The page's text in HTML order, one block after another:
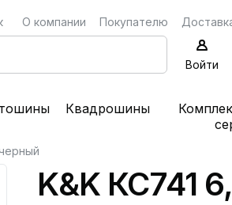
О компании Покупателю
Войти
Квадрошины
K&K КС741